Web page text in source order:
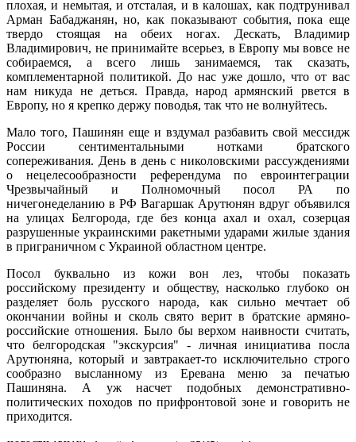
плохая, и немытая, и отсталая, и в калошах, как подтрунивал
Арман Бабаджанян, но, как показывают события, пока еще
твердо стоящая на обеих ногах. Дескать, Владимир
Владимирович, не принимайте всерьез, в Европу мы вовсе не
собираемся, а всего лишь занимаемся, так сказать,
комплементарной политикой. До нас уже дошло, что от вас
нам никуда не деться. Правда, народ армянский рвется в
Европу, но я крепко держу поводья, так что не волнуйтесь.
Мало того, Пашинян еще и вздумал разбавить свой мессидж
России сентиментальными нотками братского
сопереживания. День в день с николовскими рассуждениями
о нецелесообразности референдума по евроинтеграции
Чрезвычайный и Полномочный посол РА по
ничегонеделанию в РФ Вагаршак Арутюнян вдруг объявился
на улицах Белгорода, где без конца ахал и охал, созерцая
разрушенные украинскими ракетными ударами жилые здания
в приграничном с Украиной областном центре.
Посол буквально из кожи вон лез, чтобы показать
российскому президенту и обществу, насколько глубоко он
разделяет боль русского народа, как сильно мечтает об
окончании войны и сколь свято верит в братские армяно-
российские отношения. Было бы верхом наивности считать,
что белгородская "экскурсия" - личная инициатива посла
Арутюняна, который и завтракает-то исключительно строго
сообразно высланному из Еревана меню за печатью
Пашиняна. А уж насчет подобных демонстративно-
политических походов по прифронтовой зоне и говорить не
приходится.